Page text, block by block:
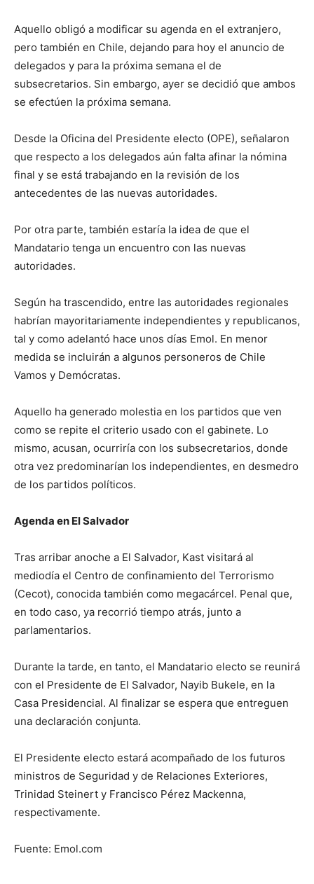
Aquello obligó a modificar su agenda en el extranjero,
pero también en Chile, dejando para hoy el anuncio de
delegados y para la próxima semana el de
subsecretarios. Sin embargo, ayer se decidió que ambos
se efectúen la próxima semana.
Desde la Oficina del Presidente electo (OPE), señalaron
que respecto a los delegados aún falta afinar la nómina
final y se está trabajando en la revisión de los
antecedentes de las nuevas autoridades.
Por otra parte, también estaría la idea de que el
Mandatario tenga un encuentro con las nuevas
autoridades.
Según ha trascendido, entre las autoridades regionales
habrían mayoritariamente independientes y republicanos,
tal y como adelantó hace unos días Emol. En menor
medida se incluirán a algunos personeros de Chile
Vamos y Demócratas.
Aquello ha generado molestia en los partidos que ven
como se repite el criterio usado con el gabinete. Lo
mismo, acusan, ocurriría con los subsecretarios, donde
otra vez predominarían los independientes, en desmedro
de los partidos políticos.
Agenda en El Salvador
Tras arribar anoche a El Salvador, Kast visitará al
mediodía el Centro de confinamiento del Terrorismo
(Cecot), conocida también como megacárcel. Penal que,
en todo caso, ya recorrió tiempo atrás, junto a
parlamentarios.
Durante la tarde, en tanto, el Mandatario electo se reunirá
con el Presidente de El Salvador, Nayib Bukele, en la
Casa Presidencial. Al finalizar se espera que entreguen
una declaración conjunta.
El Presidente electo estará acompañado de los futuros
ministros de Seguridad y de Relaciones Exteriores,
Trinidad Steinert y Francisco Pérez Mackenna,
respectivamente.
Fuente: Emol.com